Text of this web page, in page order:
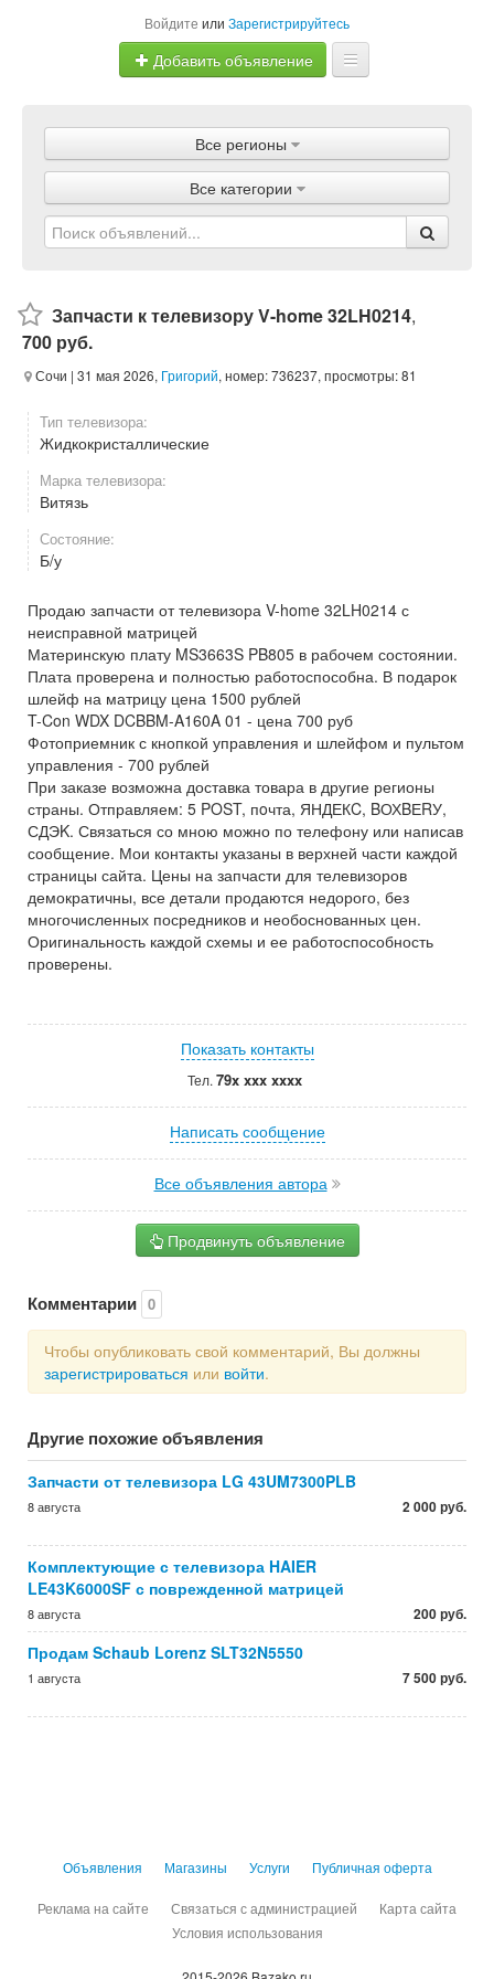
Войдите или Зарегистрируйтесь
Добавить объявление
Объявления
Магазины
Услуги
Все регионы
Все категории
Запчасти к телевизору V-home 32LH0214,
700 руб.
Сочи | 31 мая 2026, Григорий, номер: 736237, просмотры: 81
Тип телевизора:
Жидкокристаллические
Марка телевизора:
Витязь
Состояние:
Б/у
Продаю запчасти от телевизора V-home 32LH0214 с
неисправной матрицей
Материнскую плату MS3663S PB805 в рабочем состоянии.
Плата проверена и полностью работоспособна. В подарок
шлейф на матрицу цена 1500 рублей
T-Con WDX DCBBM-A160A 01 - цена 700 руб
Фотоприемник с кнопкой управления и шлейфом и пультом
управления - 700 рублей
При заказе возможна доставка товара в другие регионы
страны. Отправляем: 5 POST, пoчта, ЯНДЕКC, BОХBЕRУ,
СДЭK. Связаться со мною можно по телефону или написав
сообщение. Мои контакты указаны в верхней части каждой
страницы сайта. Цены на запчасти для телевизоров
демократичны, все детали продаются недорого, без
многочисленных посредников и необоснованных цен.
Оригинальность каждой схемы и ее работоспособность
проверены.
Показать контакты
Тел. 79x xxx xxxx
Написать сообщение
Все объявления автора
Продвинуть объявление
Комментарии 0
Чтобы опубликовать свой комментарий, Вы должны
зарегистрироваться или войти.
Другие похожие объявления
Запчасти от телевизора LG 43UM7300PLB
8 августа 2 000 руб.
Комплектующие с телевизора HAIER
LE43K6000SF с поврежденной матрицей
8 августа 200 руб.
Продам Schaub Lorenz SLT32N5550
1 августа 7 500 руб.
Объявления Магазины Услуги Публичная оферта
Реклама на сайте Связаться с администрацией
Карта сайта
Условия использования